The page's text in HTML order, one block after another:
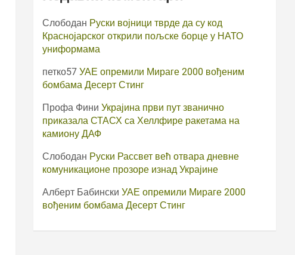
Слободан Руски војници тврде да су код
Краснојарског открили пољске борце у НАТО
униформама
петко57 УАЕ опремили Мираге 2000 вођеним
бомбама Десерт Стинг
Профа Фини Украјина први пут званично
приказала СТАСХ са Хеллфире ракетама на
камиону ДАФ
Слободан Руски Рассвет већ отвара дневне
комуникационе прозоре изнад Украјине
Алберт Бабински УАЕ опремили Мираге 2000
вођеним бомбама Десерт Стинг